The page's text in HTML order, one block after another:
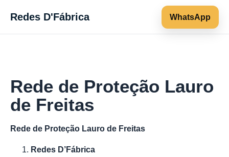
Redes D'Fábrica WhatsApp
Rede de Proteção Lauro
de Freitas
Rede de Proteção Lauro de Freitas
Redes D’Fábrica